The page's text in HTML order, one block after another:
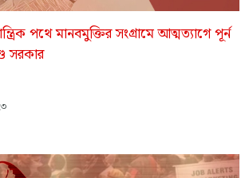
পথে মানবমুক্তির সংগ্রামে আত্মত্যাগে পূর্ন
সরকার